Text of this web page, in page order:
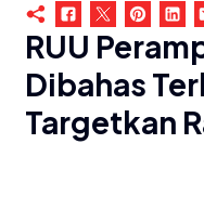
RUU
Dibahas
Targetkan